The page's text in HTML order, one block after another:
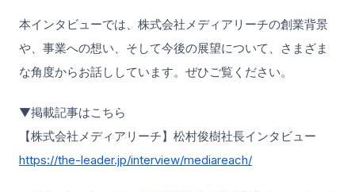
本インタビューでは、株式会社メディアリーチの創業背景
や、事業への想い、そして今後の展望について、さまざま
な角度からお話ししています。ぜひご覧ください。
▼掲載記事はこちら
【株式会社メディアリーチ】松村俊樹社長インタビュー
https://the-leader.jp/interview/mediareach/